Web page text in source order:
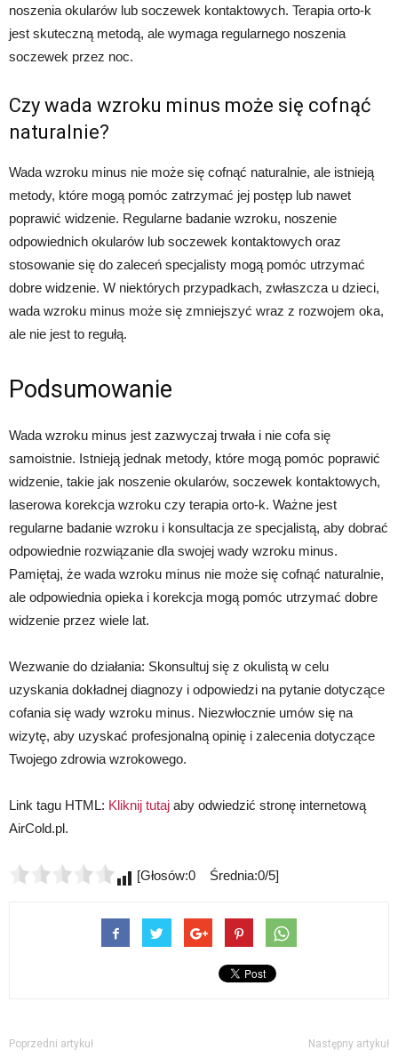
noszenia okularów lub soczewek kontaktowych. Terapia orto-k
jest skuteczną metodą, ale wymaga regularnego noszenia
soczewek przez noc.
Czy wada wzroku minus może się cofnąć
naturalnie?
Wada wzroku minus nie może się cofnąć naturalnie, ale istnieją
metody, które mogą pomóc zatrzymać jej postęp lub nawet
poprawić widzenie. Regularne badanie wzroku, noszenie
odpowiednich okularów lub soczewek kontaktowych oraz
stosowanie się do zaleceń specjalisty mogą pomóc utrzymać
dobre widzenie. W niektórych przypadkach, zwłaszcza u dzieci,
wada wzroku minus może się zmniejszyć wraz z rozwojem oka,
ale nie jest to regułą.
Podsumowanie
Wada wzroku minus jest zazwyczaj trwała i nie cofa się
samoistnie. Istnieją jednak metody, które mogą pomóc poprawić
widzenie, takie jak noszenie okularów, soczewek kontaktowych,
laserowa korekcja wzroku czy terapia orto-k. Ważne jest
regularne badanie wzroku i konsultacja ze specjalistą, aby dobrać
odpowiednie rozwiązanie dla swojej wady wzroku minus.
Pamiętaj, że wada wzroku minus nie może się cofnąć naturalnie,
ale odpowiednia opieka i korekcja mogą pomóc utrzymać dobre
widzenie przez wiele lat.
Wezwanie do działania: Skonsultuj się z okulistą w celu
uzyskania dokładnej diagnozy i odpowiedzi na pytanie dotyczące
cofania się wady wzroku minus. Niezwłocznie umów się na
wizytę, aby uzyskać profesjonalną opinię i zalecenia dotyczące
Twojego zdrowia wzrokowego.
Link tagu HTML: Kliknij tutaj aby odwiedzić stronę internetową
AirCold.pl.
[Głosów:0 Średnia:0/5]
Poprzedni artykuł Następny artykuł